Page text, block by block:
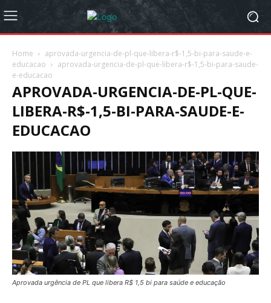
Home
aprovada-urgencia-de-pl-que-libera-r$-1,5-bi-para-saude-e-
educacao
aprovada-urgencia-de-pl-que-libera-r$-1,5-bi-para-saude-
e-educacao
APROVADA-URGENCIA-DE-PL-QUE-
LIBERA-R$-1,5-BI-PARA-SAUDE-E-
EDUCACAO
Aprovada urgência de PL que libera R$ 1,5 bi para saúde e educação